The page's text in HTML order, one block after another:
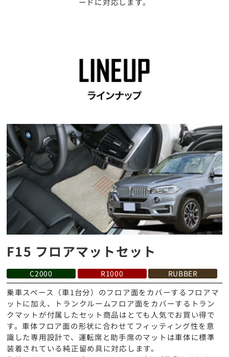
F15 フロアマットセット
C2000 R1000 RUBBER
乗車スペース（車1台分）のフロア面をカバーするフロアマ
ットに加え、トランクルームフロア面をカバーするトラン
クマットが付属したセット商品はとても人気でお買い得で
す。車体フロア面の形状に合わせてフィッティング性を意
識した専用設計で、運転席と助手席のマットは車体に標準
装着されている純正留め具に対応します。